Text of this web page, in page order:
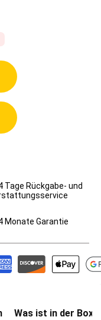
Tage Rückgabe- und
Monate Garantie
Was ist in der Box